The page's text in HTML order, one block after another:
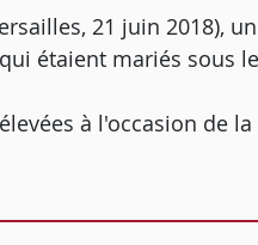
21 juin 2018),
étaient mariés sous
à l'occasion de